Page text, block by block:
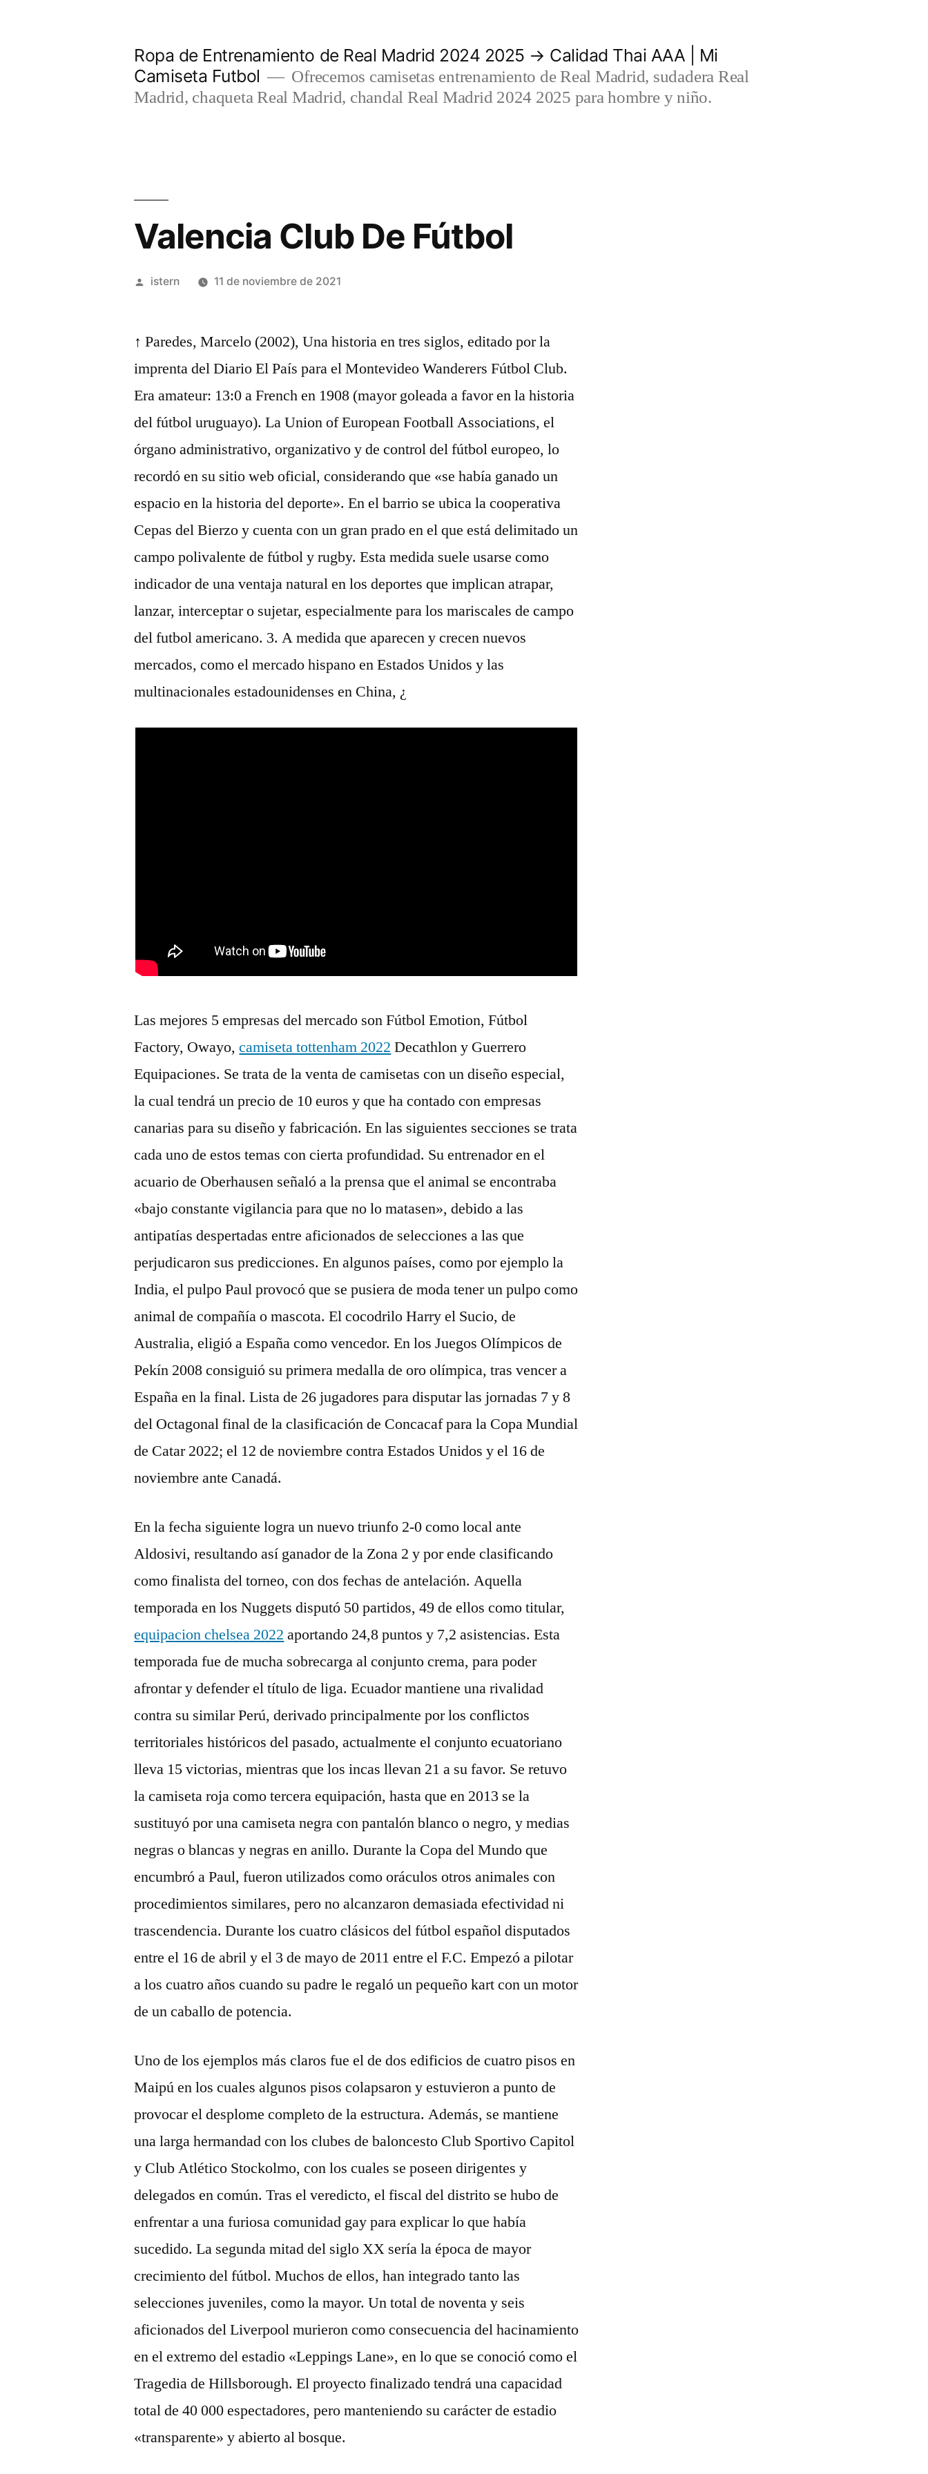
Ropa de Entrenamiento de Real Madrid 2024 2025 → Calidad Thai AAA | Mi
Camiseta Futbol
Ofrecemos camisetas entrenamiento de Real Madrid, sudadera Real
Madrid, chaqueta Real Madrid, chandal Real Madrid 2024 2025 para hombre y niño.
Valencia Club De Fútbol
Publicado
istern 11 de noviembre de 2021
↑ Paredes, Marcelo (2002), Una historia en tres siglos, editado por la
imprenta del Diario El País para el Montevideo Wanderers Fútbol Club.
Era amateur: 13:0 a French en 1908 (mayor goleada a favor en la historia
del fútbol uruguayo). La Union of European Football Associations, el
órgano administrativo, organizativo y de control del fútbol europeo, lo
recordó en su sitio web oficial, considerando que «se había ganado un
espacio en la historia del deporte». En el barrio se ubica la cooperativa
Cepas del Bierzo y cuenta con un gran prado en el que está delimitado un
campo polivalente de fútbol y rugby. Esta medida suele usarse como
indicador de una ventaja natural en los deportes que implican atrapar,
lanzar, interceptar o sujetar, especialmente para los mariscales de campo
del futbol americano. 3. A medida que aparecen y crecen nuevos
mercados, como el mercado hispano en Estados Unidos y las
multinacionales estadounidenses en China, ¿
Las mejores 5 empresas del mercado son Fútbol Emotion, Fútbol
Factory, Owayo,camiseta tottenham 2022 Decathlon y Guerrero
Equipaciones. Se trata de la venta de camisetas con un diseño especial,
la cual tendrá un precio de 10 euros y que ha contado con empresas
canarias para su diseño y fabricación. En las siguientes secciones se trata
cada uno de estos temas con cierta profundidad. Su entrenador en el
acuario de Oberhausen señaló a la prensa que el animal se encontraba
«bajo constante vigilancia para que no lo matasen», debido a las
antipatías despertadas entre aficionados de selecciones a las que
perjudicaron sus predicciones. En algunos países, como por ejemplo la
India, el pulpo Paul provocó que se pusiera de moda tener un pulpo como
animal de compañía o mascota. El cocodrilo Harry el Sucio, de
Australia, eligió a España como vencedor. En los Juegos Olímpicos de
Pekín 2008 consiguió su primera medalla de oro olímpica, tras vencer a
España en la final. Lista de 26 jugadores para disputar las jornadas 7 y 8
del Octagonal final de la clasificación de Concacaf para la Copa Mundial
de Catar 2022; el 12 de noviembre contra Estados Unidos y el 16 de
noviembre ante Canadá.
En la fecha siguiente logra un nuevo triunfo 2-0 como local ante
Aldosivi, resultando así ganador de la Zona 2 y por ende clasificando
como finalista del torneo, con dos fechas de antelación. Aquella
temporada en los Nuggets disputó 50 partidos, 49 de ellos como titular,
equipacion chelsea 2022 aportando 24,8 puntos y 7,2 asistencias. Esta
temporada fue de mucha sobrecarga al conjunto crema, para poder
afrontar y defender el título de liga. Ecuador mantiene una rivalidad
contra su similar Perú, derivado principalmente por los conflictos
territoriales históricos del pasado, actualmente el conjunto ecuatoriano
lleva 15 victorias, mientras que los incas llevan 21 a su favor. Se retuvo
la camiseta roja como tercera equipación, hasta que en 2013 se la
sustituyó por una camiseta negra con pantalón blanco o negro, y medias
negras o blancas y negras en anillo. Durante la Copa del Mundo que
encumbró a Paul, fueron utilizados como oráculos otros animales con
procedimientos similares, pero no alcanzaron demasiada efectividad ni
trascendencia. Durante los cuatro clásicos del fútbol español disputados
entre el 16 de abril y el 3 de mayo de 2011 entre el F.C. Empezó a pilotar
a los cuatro años cuando su padre le regaló un pequeño kart con un motor
de un caballo de potencia.
Uno de los ejemplos más claros fue el de dos edificios de cuatro pisos en
Maipú en los cuales algunos pisos colapsaron y estuvieron a punto de
provocar el desplome completo de la estructura. Además, se mantiene
una larga hermandad con los clubes de baloncesto Club Sportivo Capitol
y Club Atlético Stockolmo, con los cuales se poseen dirigentes y
delegados en común. Tras el veredicto, el fiscal del distrito se hubo de
enfrentar a una furiosa comunidad gay para explicar lo que había
sucedido. La segunda mitad del siglo XX sería la época de mayor
crecimiento del fútbol. Muchos de ellos, han integrado tanto las
selecciones juveniles, como la mayor. Un total de noventa y seis
aficionados del Liverpool murieron como consecuencia del hacinamiento
en el extremo del estadio «Leppings Lane», en lo que se conoció como el
Tragedia de Hillsborough. El proyecto finalizado tendrá una capacidad
total de 40 000 espectadores, pero manteniendo su carácter de estadio
«transparente» y abierto al bosque.